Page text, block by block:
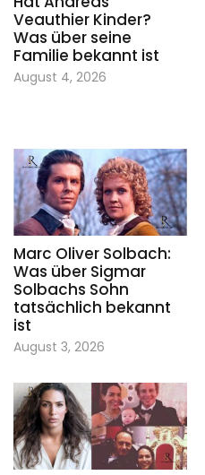
Veauthier Kinder?
Was über seine
Familie bekannt ist
August 4, 2026
Marc Oliver Solbach:
Was über Sigmar
Solbachs Sohn
tatsächlich bekannt
ist
August 3, 2026